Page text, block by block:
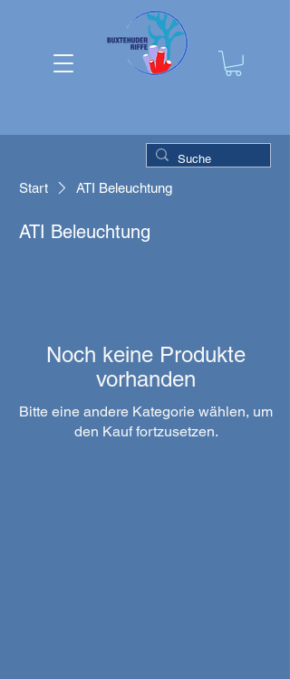
Start ATI Beleuchtung
ATI Beleuchtung
Noch keine Produkte
vorhanden
Bitte eine andere Kategorie wählen, um
den Kauf fortzusetzen.